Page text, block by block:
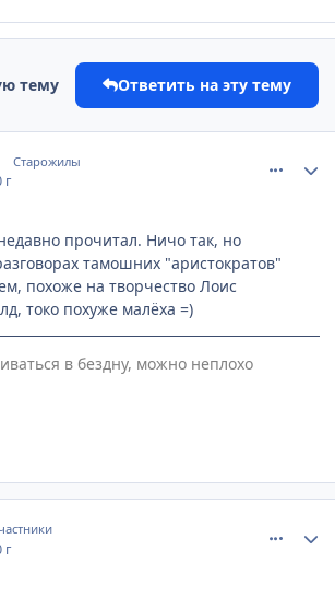
тему Ответить на эту тему
Старожилы
г
прочитал. Ничо так, но
тамошних "аристократов"
похоже на творчество Лоис
токо похуже малёха =)
в бездну, можно неплохо
г